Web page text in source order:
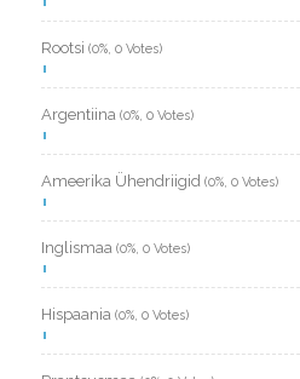
Rootsi (0%, 0 Votes)
Argentiina (0%, 0 Votes)
Ameerika Ühendriigid (0%, 0 Votes)
Inglismaa (0%, 0 Votes)
Hispaania (0%, 0 Votes)